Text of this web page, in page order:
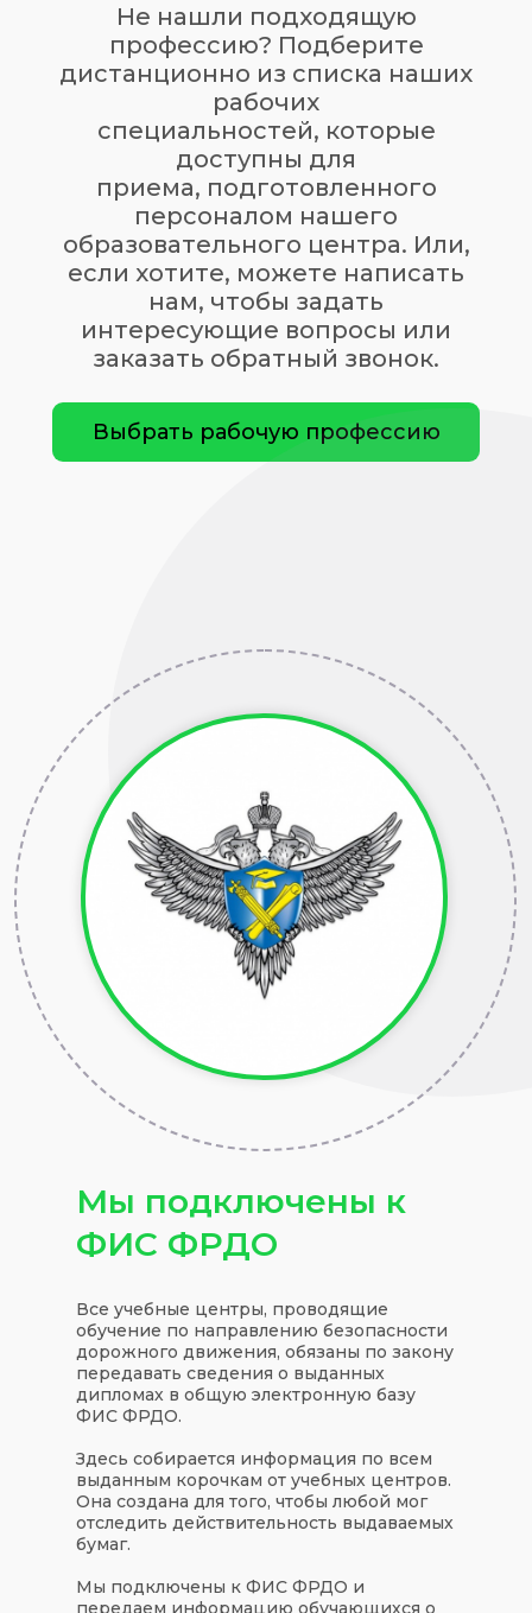
Не нашли подходящую
профессию? Подберите
дистанционно из списка наших
рабочих
специальностей, которые
доступны для
приема, подготовленного
персоналом нашего
образовательного центра. Или,
если хотите, можете написать
нам, чтобы задать
интересующие вопросы или
заказать обратный звонок.
Выбрать рабочую профессию
Все учебные центры, проводящие
обучение по направлению безопасности
дорожного движения, обязаны по закону
передавать сведения о выданных
дипломах в общую электронную базу
ФИС ФРДО.
Здесь собирается информация по всем
выданным корочкам от учебных центров.
Она создана для того, чтобы любой мог
отследить действительность выдаваемых
бумаг.
Мы подключены к ФИС ФРДО и
передаем информацию обучающихся о
Мы подключены к
ФИС ФРДО